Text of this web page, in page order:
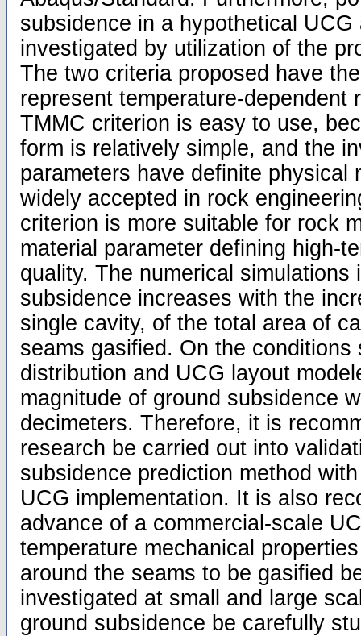
subsidence in a hypothetical
investigated by utilization of the
The two criteria proposed have
represent temperature-dependent
TMMC criterion is easy to use,
form is relatively simple, and the
parameters have definite physical
widely accepted in rock
criterion is more suitable for rock
material parameter defining high-
quality. The numerical simulations
subsidence increases with the
single cavity, of the total area of
seams gasified. On the conditions
distribution and UCG layout
magnitude of ground subsidence
decimeters. Therefore, it is
research be carried out into
subsidence prediction method
UCG implementation. It is also
advance of a commercial-scale
temperature mechanical
around the seams to be gasified
investigated at small and large
ground subsidence be carefully